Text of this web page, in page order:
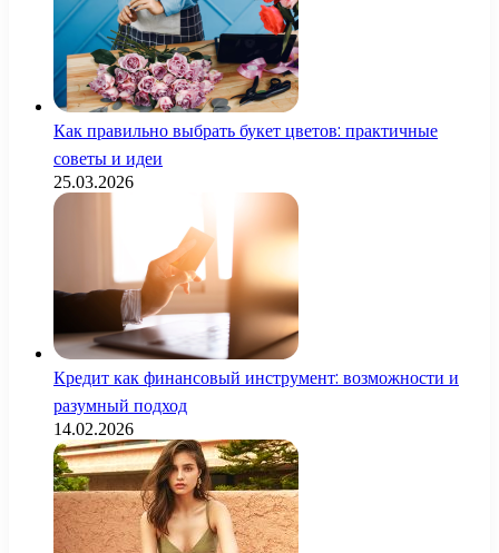
Как правильно выбрать букет цветов: практичные
советы и идеи
25.03.2026
Кредит как финансовый инструмент: возможности и
разумный подход
14.02.2026